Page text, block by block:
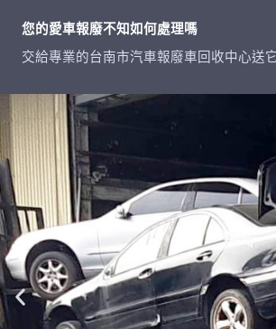
您的愛車報廢不知如何處理嗎
交給專業的台南市汽車報廢車回收中心送